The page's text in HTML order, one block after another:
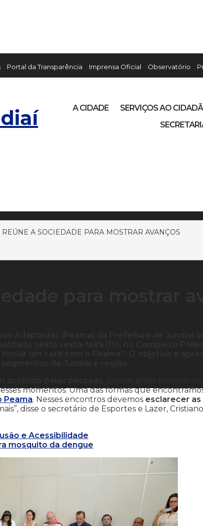
Portal da Transparência Imprensa Oficial Observatório
A CIDADE SERVIÇOS AO
A SOCIEDADE PARA MOSTRAR AVANÇOS
momentos. Uma das formas que
Peama. Nesses encontros devemos esclarecer as
disse o secretário de Esportes e Lazer,
e Acessibilidade
mosquito da dengue